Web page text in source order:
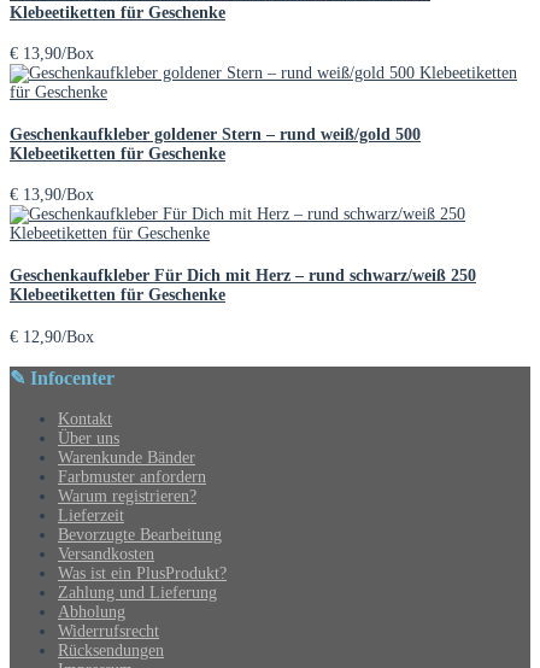
Klebeetiketten für Geschenke
€ 13,90/Box
Geschenkaufkleber goldener Stern – rund weiß/gold 500
Klebeetiketten für Geschenke
€ 13,90/Box
Geschenkaufkleber Für Dich mit Herz – rund schwarz/weiß 250
Klebeetiketten für Geschenke
€ 12,90/Box
✎ Infocenter
Kontakt
Über uns
Warenkunde Bänder
Farbmuster anfordern
Warum registrieren?
Lieferzeit
Bevorzugte Bearbeitung
Versandkosten
Was ist ein PlusProdukt?
Zahlung und Lieferung
Abholung
Widerrufsrecht
Rücksendungen